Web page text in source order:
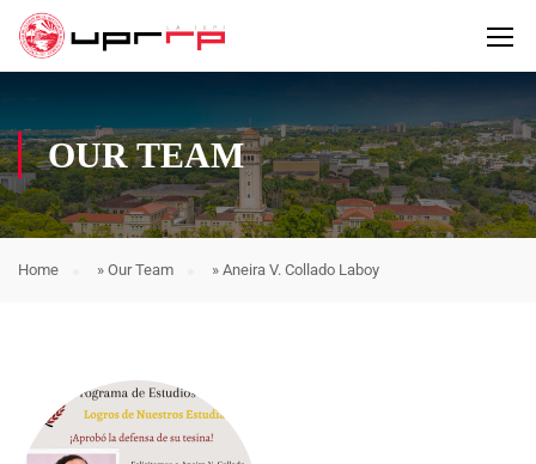
OUR TEAM
Home » Our Team » Aneira V. Collado Laboy